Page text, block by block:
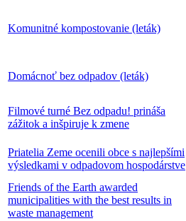
Komunitné kompostovanie (leták)
Domácnoť bez odpadov (leták)
Filmové turné Bez odpadu! prináša
zážitok a inšpiruje k zmene
Priatelia Zeme ocenili obce s najlepšími
výsledkami v odpadovom hospodárstve
Friends of the Earth awarded
municipalities with the best results in
waste management